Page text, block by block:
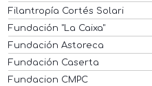
Filantropía Cortés Solari
Fundación "La Caixa"
Fundación Astoreca
Fundación Caserta
Fundacion CMPC